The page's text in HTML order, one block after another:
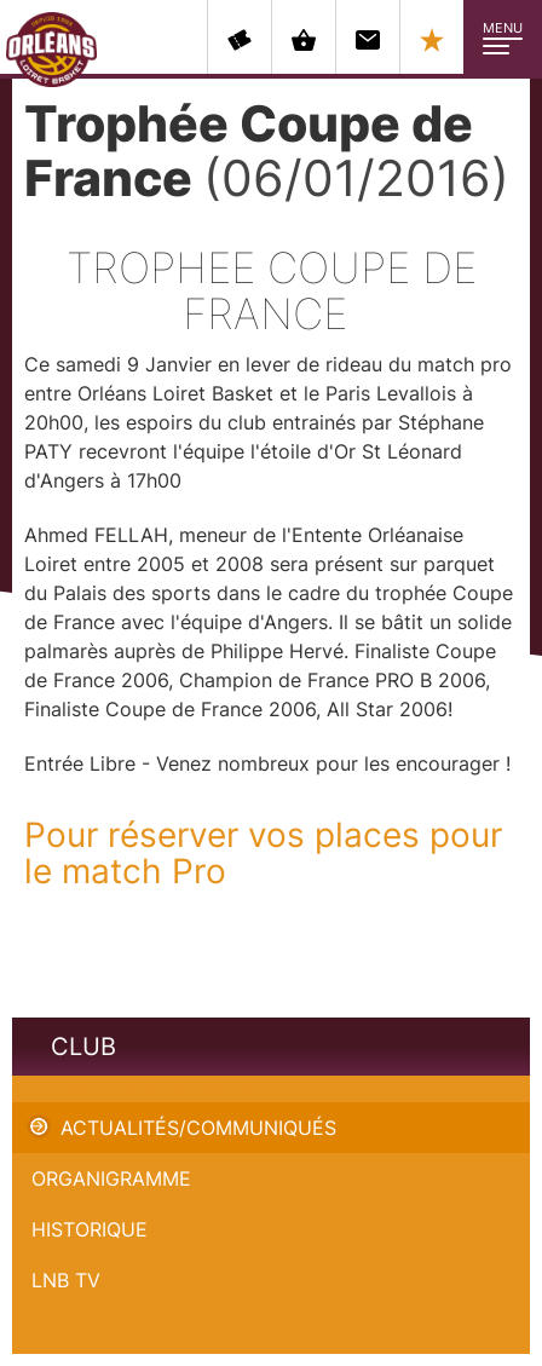
MENU
Trophée Coupe de
France (06/01/2016)
TROPHEE COUPE DE
FRANCE
Ce samedi 9 Janvier en lever de rideau du match pro
entre Orléans Loiret Basket et le Paris Levallois à
20h00, les espoirs du club entrainés par Stéphane
PATY recevront l'équipe l'étoile d'Or St Léonard
d'Angers à 17h00
Ahmed FELLAH, meneur de l'Entente Orléanaise
Loiret entre 2005 et 2008 sera présent sur parquet
du Palais des sports dans le cadre du trophée Coupe
de France avec l'équipe d'Angers. Il se bâtit un solide
palmarès auprès de Philippe Hervé. Finaliste Coupe
de France 2006, Champion de France PRO B 2006,
Finaliste Coupe de France 2006, All Star 2006!
Entrée Libre - Venez nombreux pour les encourager !
Pour réserver vos places pour
le match Pro
CLUB
ACTUALITÉS/COMMUNIQUÉS
ORGANIGRAMME
HISTORIQUE
LNB TV